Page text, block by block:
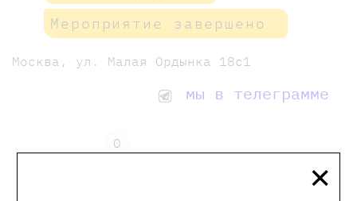
×
Мероприятие завершено
Москва, ул. Малая Ордынка 18с1
мы в телеграмме
0